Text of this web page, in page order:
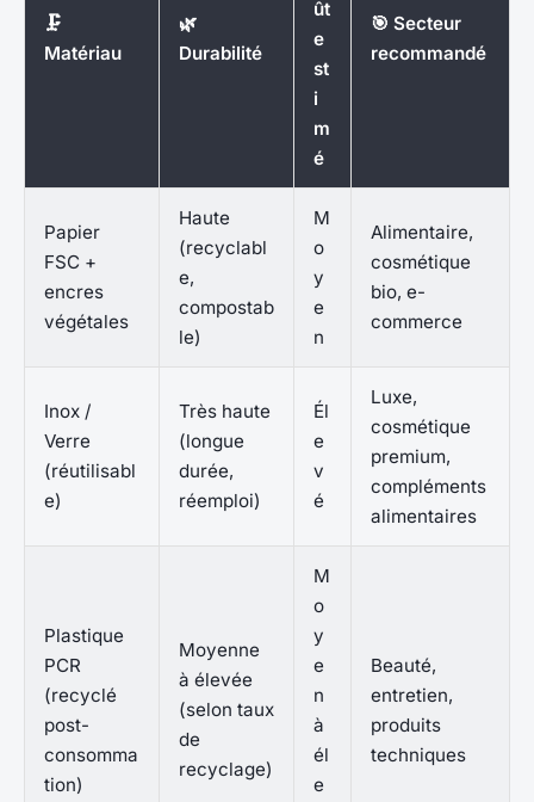
🗜️
Matériau
🌿
Durabilité
ût
e
st
i
m
é
🎯 Secteur
recommandé
Papier
FSC +
encres
végétales
Haute
(recyclabl
e,
compostab
le)
M
o
y
e
n
Alimentaire,
cosmétique
bio, e-
commerce
Inox /
Verre
(réutilisabl
e)
Très haute
(longue
durée,
réemploi)
Él
e
v
é
Luxe,
cosmétique
premium,
compléments
alimentaires
Plastique
PCR
(recyclé
post-
consomma
tion)
Moyenne
à élevée
(selon taux
de
recyclage)
M
o
y
e
n
à
él
e
Beauté,
entretien,
produits
techniques